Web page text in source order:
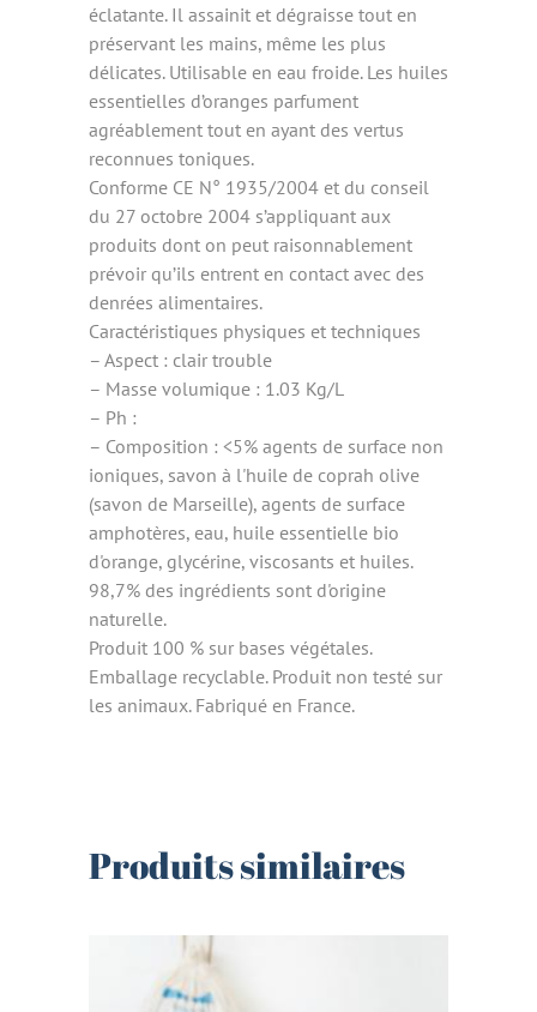
éclatante. Il assainit et dégraisse tout en
préservant les mains, même les plus
délicates. Utilisable en eau froide. Les huiles
essentielles d’oranges parfument
agréablement tout en ayant des vertus
reconnues toniques.
Conforme CE N° 1935/2004 et du conseil
du 27 octobre 2004 s’appliquant aux
produits dont on peut raisonnablement
prévoir qu’ils entrent en contact avec des
denrées alimentaires.
Caractéristiques physiques et techniques
– Aspect : clair trouble
– Masse volumique : 1.03 Kg/L
– Ph :
– Composition : <5% agents de surface non
ioniques, savon à l'huile de coprah olive
(savon de Marseille), agents de surface
amphotères, eau, huile essentielle bio
d'orange, glycérine, viscosants et huiles.
98,7% des ingrédients sont d'origine
naturelle.
Produit 100 % sur bases végétales.
Emballage recyclable. Produit non testé sur
les animaux. Fabriqué en France.
Produits similaires